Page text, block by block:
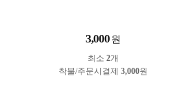
3,000 원
최소 2개
착불/주문시결제 3,000원